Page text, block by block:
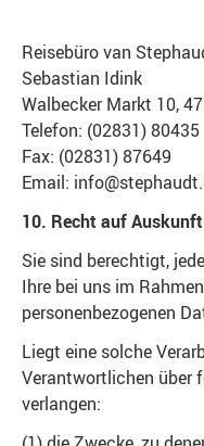
Reisebüro van
Sebastian Idink
Walbecker Markt 10,
Telefon: (02831) 80435
Fax: (02831) 87649
Email:
10. Recht auf
Sie sind berechtigt,
Ihre bei uns im
personenbezogenen
Liegt eine solche
Verantwortlichen über
verlangen: